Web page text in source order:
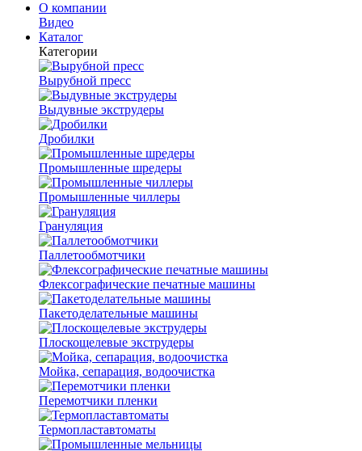
О компании
Видео
Каталог
Категории
Вырубной пресс
Выдувные экструдеры
Дробилки
Промышленные шредеры
Промышленные чиллеры
Грануляция
Паллетообмотчики
Флексографические печатные машины
Пакетоделательные машины
Плоскощелевые экструдеры
Мойка, сепарация, водоочистка
Перемотчики пленки
Термопластавтоматы